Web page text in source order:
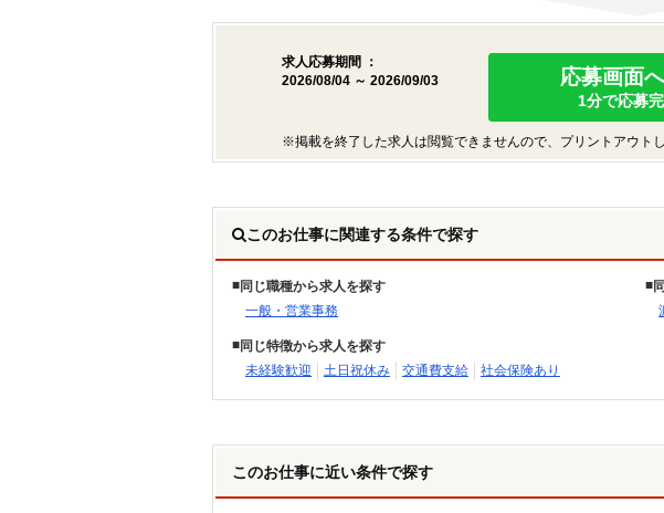
求人応募期間 ：
2026/08/04 ～ 2026/09/03
応募画面
1分で応募
※掲載を終了した求人は閲覧できませんので、プリントアウト
このお仕事に関連する条件で探す
同じ職種から求人を探す
一般・営業事務
同じ特徴から求人を探す
未経験歓迎
土日祝休み 交通費支給 社会保険あり
このお仕事に近い条件で探す